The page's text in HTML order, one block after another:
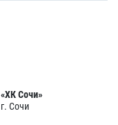
«ХК Сочи»
г. Сочи